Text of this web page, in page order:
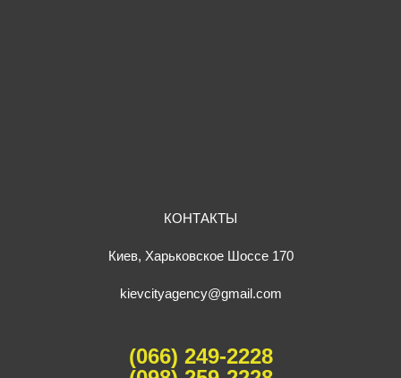
КОНТАКТЫ
Киев, Харьковское Шоссе 170
kievcityagency@gmail.com
(066) 249-2228